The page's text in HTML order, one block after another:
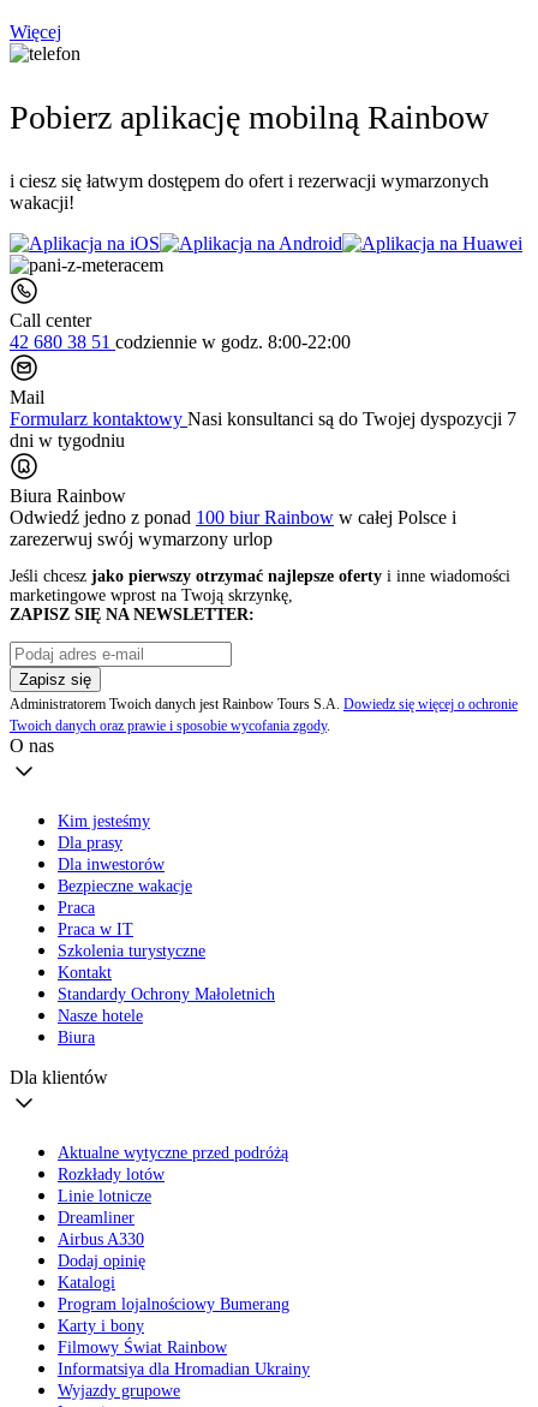
Więcej
Pobierz aplikację mobilną Rainbow
i ciesz się łatwym dostępem do ofert i rezerwacji wymarzonych
wakacji!
Call center
42 680 38 51 codziennie w godz. 8:00-22:00
Mail
Formularz kontaktowy Nasi konsultanci są do Twojej dyspozycji 7
dni w tygodniu
Biura Rainbow
Odwiedź jedno z ponad 100 biur Rainbow w całej Polsce i
zarezerwuj swój wymarzony urlop
Jeśli chcesz jako pierwszy otrzymać najlepsze oferty i inne wiadomości
marketingowe wprost na Twoją skrzynkę,
ZAPISZ SIĘ NA NEWSLETTER:
Zapisz się
Administratorem Twoich danych jest Rainbow Tours S.A. Dowiedz się więcej o ochronie
Twoich danych oraz prawie i sposobie wycofania zgody.
O nas
Kim jesteśmy
Dla prasy
Dla inwestorów
Bezpieczne wakacje
Praca
Praca w IT
Szkolenia turystyczne
Kontakt
Standardy Ochrony Małoletnich
Nasze hotele
Biura
Dla klientów
Aktualne wytyczne przed podróżą
Rozkłady lotów
Linie lotnicze
Dreamliner
Airbus A330
Dodaj opinię
Katalogi
Program lojalnościowy Bumerang
Karty i bony
Filmowy Świat Rainbow
Informatsiya dla Hromadian Ukrainy
Wyjazdy grupowe